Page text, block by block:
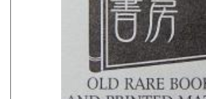
180円